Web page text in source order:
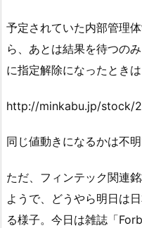
予定されていた内部管理
ら、あとは結果を待つの
に指定解除になったとき
http://minkabu.jp/stock/
同じ値動きになるかは不明
ただ、フィンテック関連
ようで、どうやら明日は
る様子。今日は雑誌「